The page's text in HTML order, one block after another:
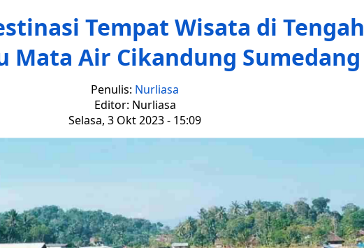
Tempat Wisata di Tengah
Mata Air Cikandung Sumedang
Penulis: Nurliasa
Editor: Nurliasa
Selasa, 3 Okt 2023 - 15:09